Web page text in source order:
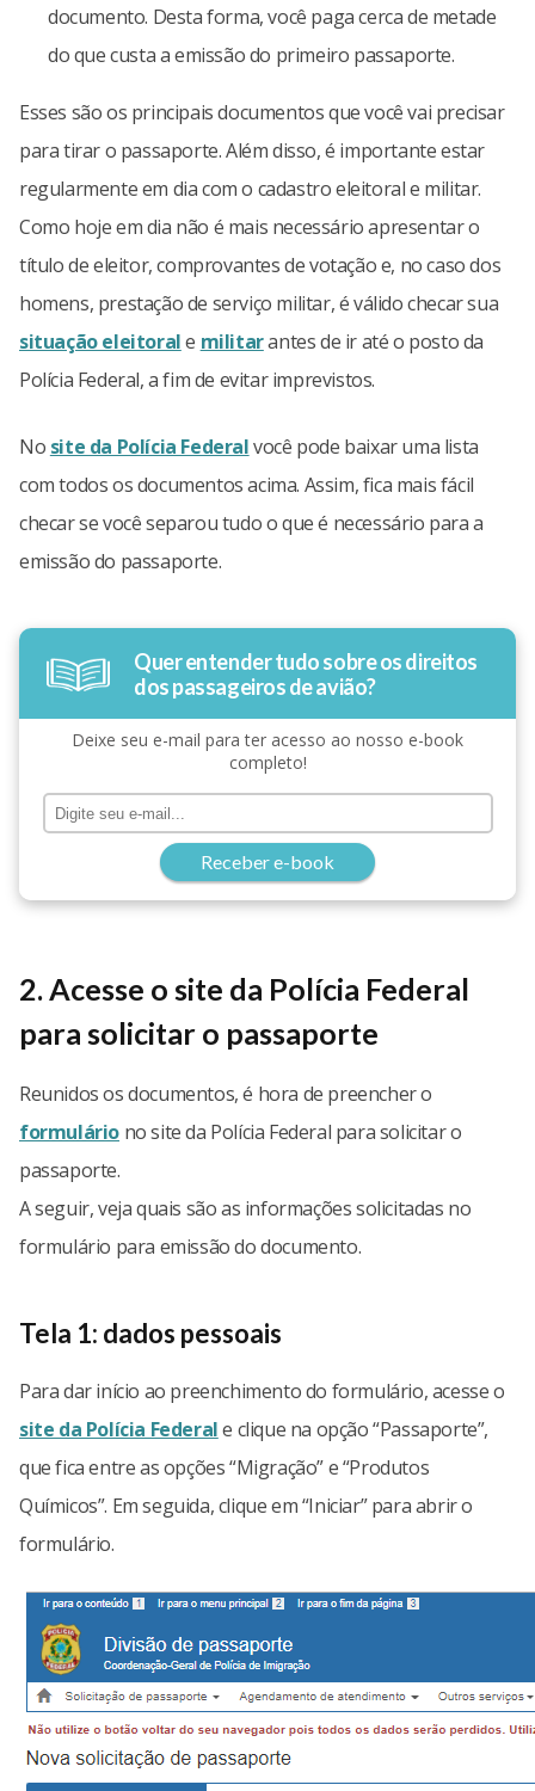
documento. Desta forma, você paga cerca de metade
do que custa a emissão do primeiro passaporte.
Esses são os principais documentos que você vai precisar
para tirar o passaporte. Além disso, é importante estar
regularmente em dia com o cadastro eleitoral e militar.
Como hoje em dia não é mais necessário apresentar o
título de eleitor, comprovantes de votação e, no caso dos
homens, prestação de serviço militar, é válido checar sua
situação eleitorale militarantes de ir até o posto da
Polícia Federal, a fim de evitar imprevistos.
No site da Polícia Federalvocê pode baixar uma lista
com todos os documentos acima. Assim, fica mais fácil
checar se você separou tudo o que é necessário para a
emissão do passaporte.
Quer entender tudo sobre os direitos
dos passageiros de avião?
Deixe seu e-mail para ter acesso ao nosso e-book
completo!
Receber e-book
2. Acesse o site da Polícia Federal
para solicitar o passaporte
Reunidos os documentos, é hora de preencher o
formulário no site da Polícia Federal para solicitar o
passaporte.
A seguir, veja quais são as informações solicitadas no
formulário para emissão do documento.
Tela 1: dados pessoais
Para dar início ao preenchimento do formulário, acesse o
site da Polícia Federale clique na opção “Passaporte”,
que fica entre as opções “Migração” e “Produtos
Químicos”. Em seguida, clique em “Iniciar” para abrir o
formulário.